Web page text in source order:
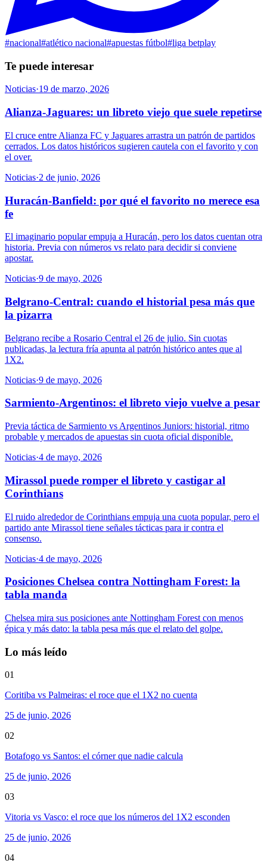
#nacional#atlético nacional#apuestas fútbol#liga betplay
Te puede interesar
Noticias·19 de marzo, 2026
Alianza-Jaguares: un libreto viejo que suele repetirse
El cruce entre Alianza FC y Jaguares arrastra un patrón de partidos
cerrados. Los datos históricos sugieren cautela con el favorito y con
el over.
Noticias·2 de junio, 2026
Huracán-Banfield: por qué el favorito no merece esa
fe
El imaginario popular empuja a Huracán, pero los datos cuentan otra
historia. Previa con números vs relato para decidir si conviene
apostar.
Noticias·9 de mayo, 2026
Belgrano-Central: cuando el historial pesa más que
la pizarra
Belgrano recibe a Rosario Central el 26 de julio. Sin cuotas
publicadas, la lectura fría apunta al patrón histórico antes que al
1X2.
Noticias·9 de mayo, 2026
Sarmiento-Argentinos: el libreto viejo vuelve a pesar
Previa táctica de Sarmiento vs Argentinos Juniors: historial, ritmo
probable y mercados de apuestas sin cuota oficial disponible.
Noticias·4 de mayo, 2026
Mirassol puede romper el libreto y castigar al
Corinthians
El ruido alrededor de Corinthians empuja una cuota popular, pero el
partido ante Mirassol tiene señales tácticas para ir contra el
consenso.
Noticias·4 de mayo, 2026
Posiciones Chelsea contra Nottingham Forest: la
tabla manda
Chelsea mira sus posiciones ante Nottingham Forest con menos
épica y más dato: la tabla pesa más que el relato del golpe.
Lo más leído
01
Coritiba vs Palmeiras: el roce que el 1X2 no cuenta
25 de junio, 2026
02
Botafogo vs Santos: el córner que nadie calcula
25 de junio, 2026
03
Vitoria vs Vasco: el roce que los números del 1X2 esconden
25 de junio, 2026
04